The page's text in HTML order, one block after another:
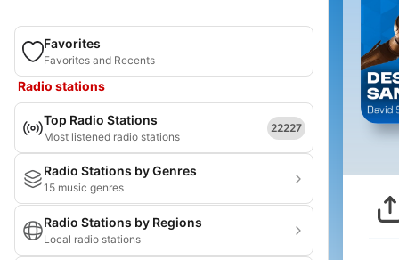
Favorites
Favorites and Recents
Radio stations
Top Radio Stations
Most listened radio stations
22227
Radio Stations by Genres
15 music genres
Radio Stations by Regions
Local radio stations